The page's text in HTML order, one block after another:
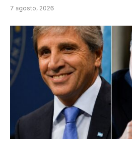
7 agosto, 2026